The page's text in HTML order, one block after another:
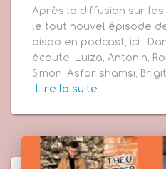
Après la diffusion sur
le tout nouvel épisode
dispo en podcast, ici :
écoute, Luiza, Antonin,
Simon, Asfar shamsi,
Lire la suite…